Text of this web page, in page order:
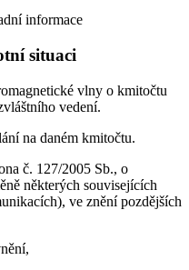
informace
situaci
vlny o kmitočtu
vedení.
na daném kmitočtu.
č. 127/2005 Sb., o
některých souvisejících
ve znění pozdějších